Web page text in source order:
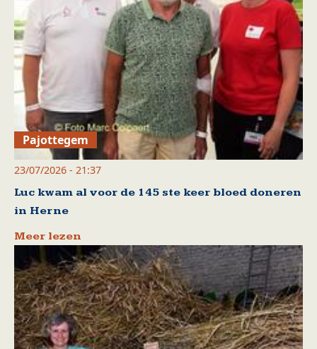
Pajottegem
23/07/2026 - 21:37
Luc kwam al voor de 145 ste keer bloed doneren
in Herne
Meer lezen